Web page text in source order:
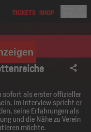
sofort als erster offizieller
Im Interview spricht er
seine Erfahrungen als
und die Nähe zu Verein
möchte.